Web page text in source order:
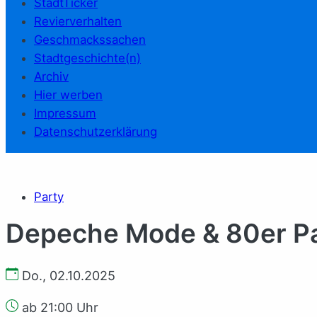
StadtTicker
Revierverhalten
Geschmackssachen
Stadtgeschichte(n)
Archiv
Hier werben
Impressum
Datenschutzerklärung
Party
Depeche Mode & 80er
Do., 02.10.2025
ab 21:00 Uhr